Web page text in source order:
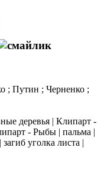
; Путин ; Черненко ;
деревья | Клипарт -
- Рыбы | пальма |
уголка листа |